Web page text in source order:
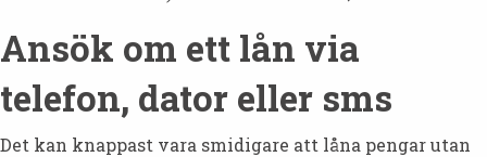
Ansök om ett lån via
telefon, dator eller sms
Det kan knappast vara smidigare att låna pengar utan